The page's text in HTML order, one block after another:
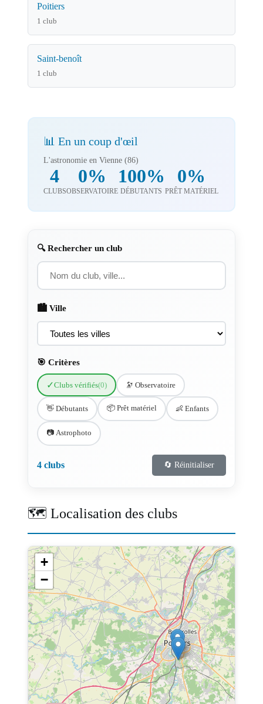
Poitiers
1 club
Saint-benoît
1 club
📊 En un coup d'œil
L'astronomie en Vienne (86)
4
CLUBS
0%
OBSERVATOIRE
100%
DÉBUTANTS
0%
PRÊT MATÉRIEL
🔍 Rechercher un club
🏙️ Ville
🎯 Critères
✓Clubs vérifiés(0) 🔭 Observatoire
👋 Débutants 📦 Prêt matériel 👶 Enfants
📷 Astrophoto
4 clubs 🔄 Réinitialiser
🗺️ Localisation des clubs
+
−